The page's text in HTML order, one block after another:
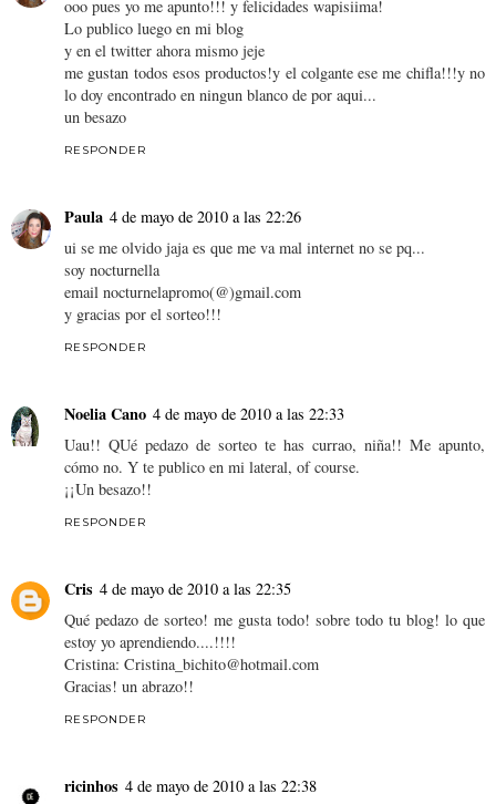
ooo pues yo me apunto!!! y felicidades wapisiima!
Lo publico luego en mi blog
y en el twitter ahora mismo jeje
me gustan todos esos productos!y el colgante ese me chifla!!!y no
lo doy encontrado en ningun blanco de por aqui...
un besazo
RESPONDER
Paula 4 de mayo de 2010 a las 22:26
ui se me olvido jaja es que me va mal internet no se pq...
soy nocturnella
email nocturnelapromo(@)gmail.com
y gracias por el sorteo!!!
RESPONDER
Noelia Cano 4 de mayo de 2010 a las 22:33
Uau!! QUé pedazo de sorteo te has currao, niña!! Me apunto,
cómo no. Y te publico en mi lateral, of course.
¡¡Un besazo!!
RESPONDER
Cris 4 de mayo de 2010 a las 22:35
Qué pedazo de sorteo! me gusta todo! sobre todo tu blog! lo que
estoy yo aprendiendo....!!!!
Cristina: Cristina_bichito@hotmail.com
Gracias! un abrazo!!
RESPONDER
ricinhos 4 de mayo de 2010 a las 22:38